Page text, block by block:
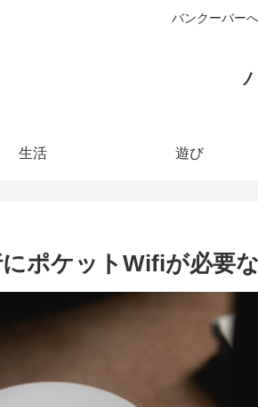
バンクーバー
生活 遊び
ポケットWifiが必要